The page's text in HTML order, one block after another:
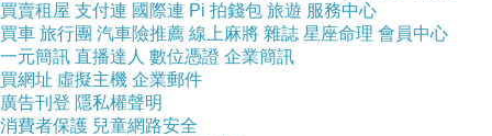
怎麼在這時候破水
鬥法中動了胎氣
百丈波濤
一瀉千里
買賣租屋 支付連 國際連 Pi 拍錢包 旅遊 服務中心
買車 旅行團 汽車險推薦 線上麻將 雜誌 星座命理 會員中心
一元簡訊 直播達人 數位憑證 企業簡訊
買網址 虛擬主機 企業郵件
廣告刊登 隱私權聲明
消費者保護 兒童網路安全